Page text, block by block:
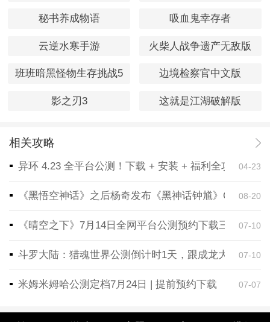
秘书养成物语 吸血鬼幸存者
云逆水寒手游 火柴人战争遗产无敌版
班班暗黑怪物生存挑战5 边境检察官中文版
影之刃3 这就是江湖破解版
相关攻略
异环 4.23 全平台公测！下载 + 安装 + 福利全攻略，一
04-23
《黑悟空神话》之后杨奇发布《黑神话钟馗》CG！预
08-20
《晴空之下》7月14日全网平台公测预约下载三端同步
07-10
斗罗大陆：猎魂世界公测倒计时1天，跟成龙大哥一起
07-10
米姆米姆哈公测定档7月24日 | 提前预约下载 07-07